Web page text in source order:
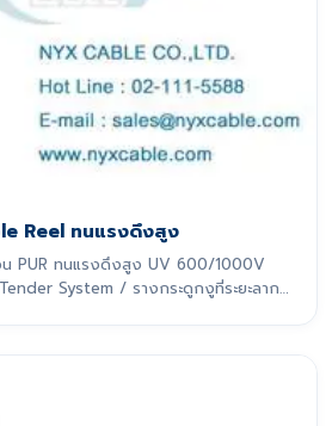
Reel ทนแรงดึงสูง
PUR ทนแรงดึงสูง UV 600/1000V
System / รางกระดูกงูที่ระยะลาก